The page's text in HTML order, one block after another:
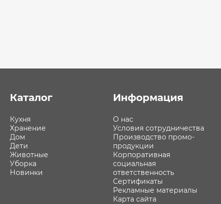
Каталог
Кухня
Хранение
Дом
Дети
Животные
Уборка
Новинки
Информация
О нас
Условия сотрудничества
Производство промо-
продукции
Корпоративная
социальная
ответственность
Сертификаты
Рекламные материалы
Карта сайта